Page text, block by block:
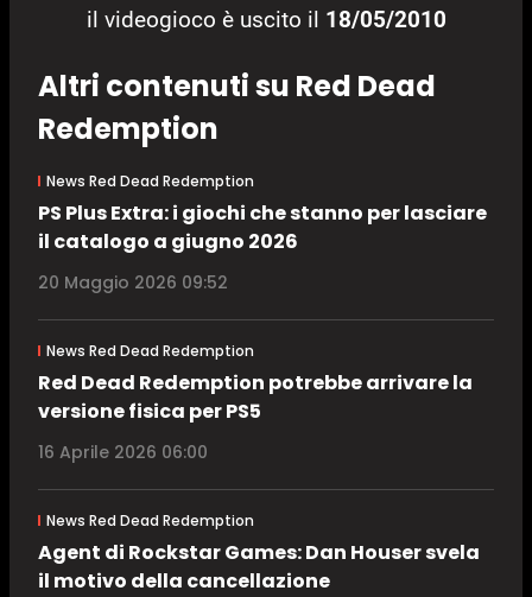
il videogioco è uscito il 18/05/2010
Altri contenuti su Red Dead
Redemption
News Red Dead Redemption
PS Plus Extra: i giochi che stanno per lasciare
il catalogo a giugno 2026
20 Maggio 2026 09:52
News Red Dead Redemption
Red Dead Redemption potrebbe arrivare la
versione fisica per PS5
16 Aprile 2026 06:00
News Red Dead Redemption
Agent di Rockstar Games: Dan Houser svela
il motivo della cancellazione